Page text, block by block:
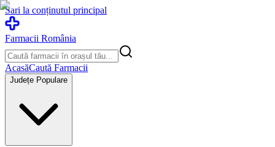
Sari la conținutul principal
Farmacii România
AcasăCaută Farmacii
Județe Populare